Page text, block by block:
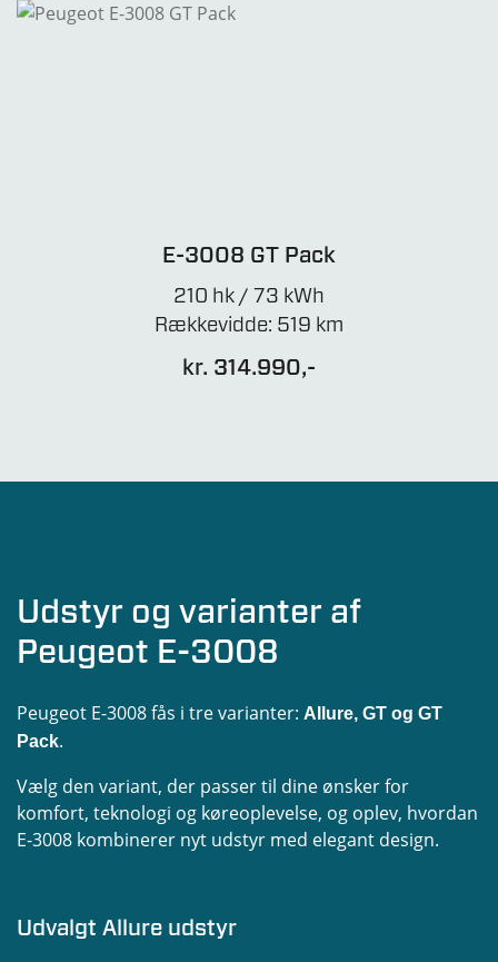
E-3008 GT Pack
210 hk / 73 kWh
Rækkevidde: 519 km
kr. 314.990,-
Udstyr og varianter af
Peugeot E-3008
Peugeot E-3008 fås i tre varianter: Allure, GT og GT
Pack.
Vælg den variant, der passer til dine ønsker for
komfort, teknologi og køreoplevelse, og oplev, hvordan
E-3008 kombinerer nyt udstyr med elegant design.
Udvalgt Allure udstyr